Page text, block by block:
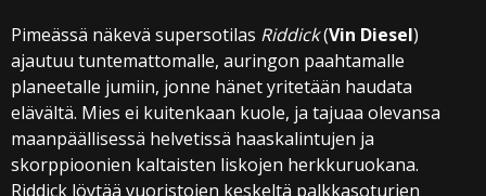
Pimeässä näkevä supersotilas Riddick(Vin Diesel)
ajautuu tuntemattomalle, auringon paahtamalle
planeetalle jumiin, jonne hänet yritetään haudata
elävältä. Mies ei kuitenkaan kuole, ja tajuaa olevansa
maanpäällisessä helvetissä haaskalintujen ja
skorppioonien kaltaisten liskojen herkkuruokana.
Riddick löytää vuoristojen keskeltä palkkasoturien